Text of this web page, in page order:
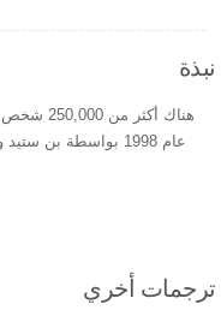
نبذة
هناك
عام 1998 بواسطة بن ستيد و أصبح جزأ من شبكة Heartlight فى عام 2000
ترجمات أخري